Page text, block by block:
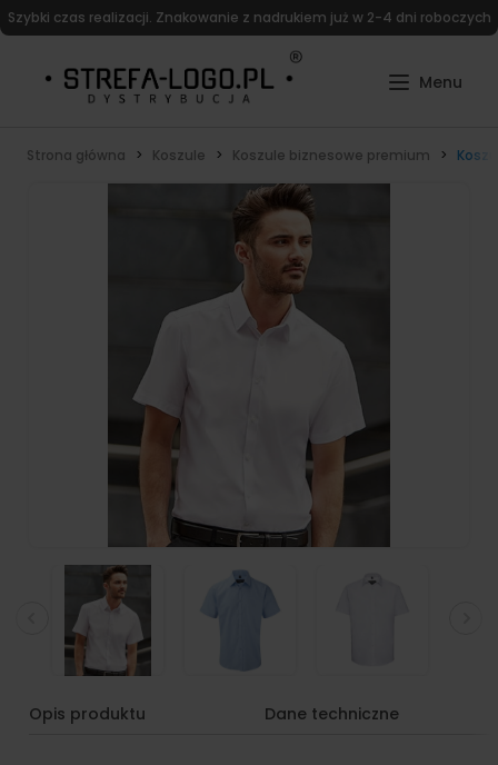
Szybki czas realizacji. Znakowanie z nadrukiem już w 2-4 dni roboczych
Strona główna Koszule Koszule biznesowe premium
Opis produktu Dane techniczne